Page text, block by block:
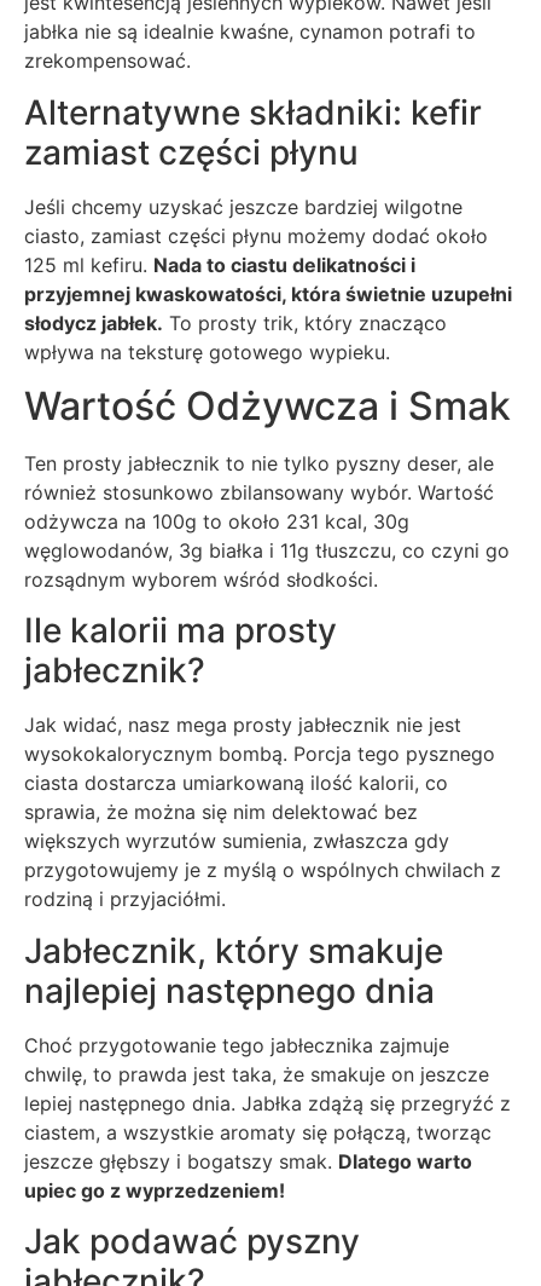
jabłka nie są idealnie kwaśne, cynamon potrafi to
zrekompensować.
Alternatywne składniki: kefir
zamiast części płynu
Jeśli chcemy uzyskać jeszcze bardziej wilgotne
ciasto, zamiast części płynu możemy dodać około
125 ml kefiru. Nada to ciastu delikatności i
przyjemnej kwaskowatości, która świetnie uzupełni
słodycz jabłek. To prosty trik, który znacząco
wpływa na teksturę gotowego wypieku.
Wartość Odżywcza i Smak
Ten prosty jabłecznik to nie tylko pyszny deser, ale
również stosunkowo zbilansowany wybór. Wartość
odżywcza na 100g to około 231 kcal, 30g
węglowodanów, 3g białka i 11g tłuszczu, co czyni go
rozsądnym wyborem wśród słodkości.
Ile kalorii ma prosty
jabłecznik?
Jak widać, nasz mega prosty jabłecznik nie jest
wysokokalorycznym bombą. Porcja tego pysznego
ciasta dostarcza umiarkowaną ilość kalorii, co
sprawia, że można się nim delektować bez
większych wyrzutów sumienia, zwłaszcza gdy
przygotowujemy je z myślą o wspólnych chwilach z
rodziną i przyjaciółmi.
Jabłecznik, który smakuje
najlepiej następnego dnia
Choć przygotowanie tego jabłecznika zajmuje
chwilę, to prawda jest taka, że smakuje on jeszcze
lepiej następnego dnia. Jabłka zdążą się przegryźć z
ciastem, a wszystkie aromaty się połączą, tworząc
jeszcze głębszy i bogatszy smak. Dlatego warto
upiec go z wyprzedzeniem!
Jak podawać pyszny